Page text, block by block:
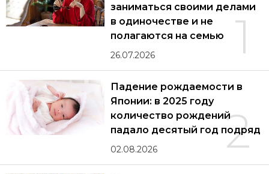
1
заниматься своими делами
в одиночестве и не
полагаются на семью
26.07.2026
2
Падение рождаемости в
Японии: в 2025 году
количество рождений
падало десятый год подряд
02.08.2026